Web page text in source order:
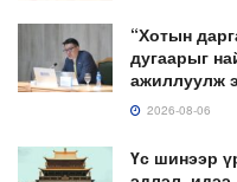
“Хотын
дугаарыг
ажиллуулж
2026-08-06
Үс шинээр